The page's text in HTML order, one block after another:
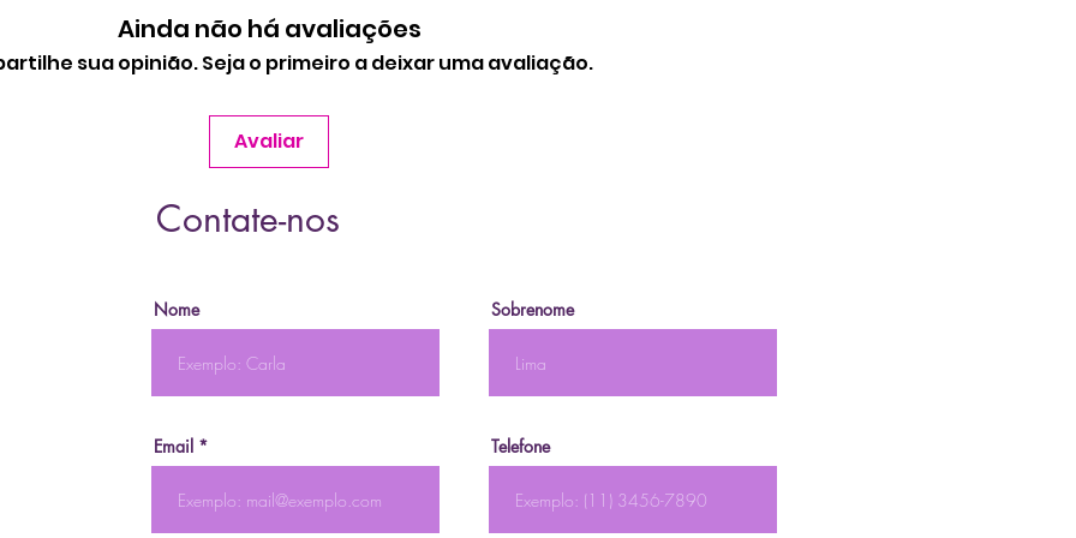
Ainda não há avaliações
sua opinião. Seja o primeiro a deixar uma avaliação.
Avaliar
Contate-nos
Nome Sobrenome
Email Telefone